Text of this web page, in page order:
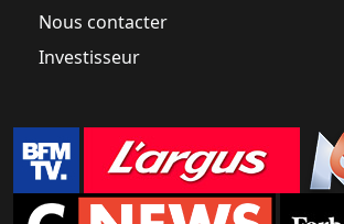
Nous contacter
Investisseur